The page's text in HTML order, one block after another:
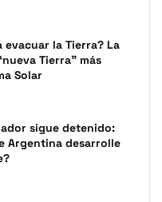
evacuar la Tierra? La
Tierra” más
Solar
sigue detenido:
Argentina desarrolle